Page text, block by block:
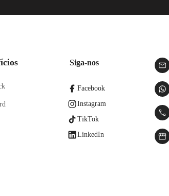
Siga-nos
Facebook
Instagram
TikTok
LinkedIn